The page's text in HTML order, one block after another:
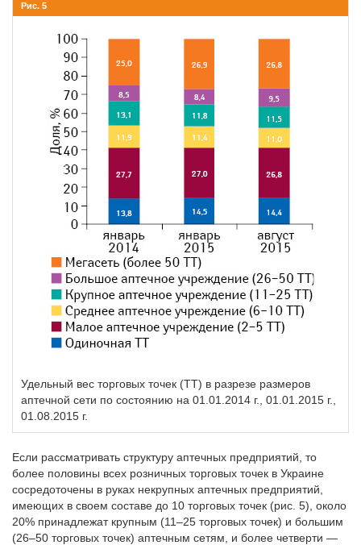
Рис. 5
Удельный вес торговых точек (ТТ) в разрезе размеров
аптечной сети по состоянию на 01.01.2014 г., 01.01.2015 г.,
01.08.2015 г.
Если рассматривать структуру аптечных предприятий, то
более половины всех розничных торговых точек в Украине
сосредоточены в руках некрупных аптечных предприятий,
имеющих в своем составе до 10 торговых точек (рис. 5), около
20% принадлежат крупным (11–25 торговых точек) и большим
(26–50 торговых точек) аптечным сетям, и более четверти —